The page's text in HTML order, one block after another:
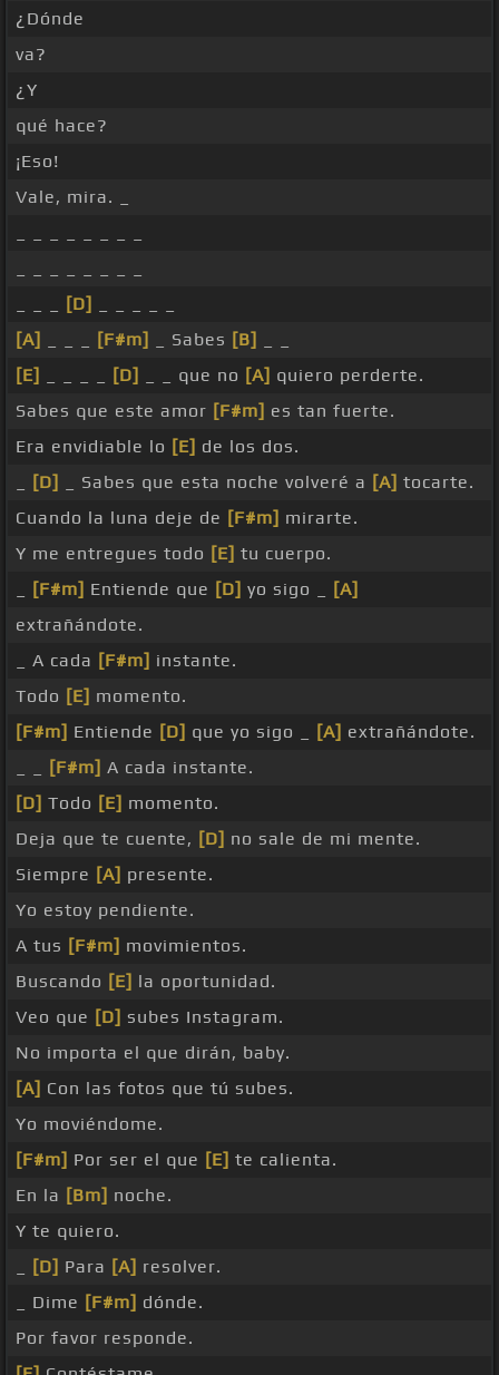
¿Dónde
va?
¿Y
qué hace?
¡Eso!
Vale, mira. _
[D]
[A]
[F#m] _ Sabes [B]
[E]
[D] _ _ que no [A] quiero perderte.
Sabes que este amor [F#m] es tan fuerte.
Era envidiable lo [E] de los dos.
[D] _ Sabes que esta noche volveré a [A] tocarte.
Cuando la luna deje de [F#m] mirarte.
Y me entregues todo [E] tu cuerpo.
[F#m] Entiende que [D] yo sigo _
[A]
extrañándote.
_ A cada [F#m] instante.
Todo [E] momento.
[F#m] Entiende [D] que yo sigo _ [A] extrañándote.
[F#m] A cada instante.
[D] Todo [E] momento.
Deja que te cuente, [D] no sale de mi mente.
Siempre [A] presente.
Yo estoy pendiente.
A tus [F#m] movimientos.
Buscando [E] la oportunidad.
Veo que [D] subes Instagram.
No importa el que dirán, baby.
[A] Con las fotos que tú subes.
Yo moviéndome.
[F#m] Por ser el que [E] te calienta.
En la [Bm] noche.
Y te quiero.
[D] Para [A] resolver.
_ Dime [F#m] dónde.
Por favor responde.